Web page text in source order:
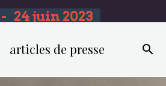
- 24 juin 2023
articles de presse